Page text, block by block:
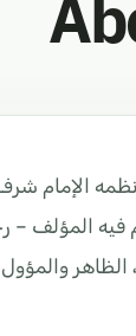
الإمام
المؤلف –